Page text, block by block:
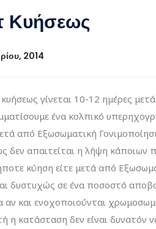
Κυήσεως
2014
γίνεται 10-12 ημέρες
ένα κολπικό
από Εξωσωματική
δεν απαιτείται η λήψη κάποιων
κύηση είτε μετά από
δυστυχώς σε ένα ποσοστό
αν και ενοχοποιούνται
η κατάσταση δεν είναι δυνατόν